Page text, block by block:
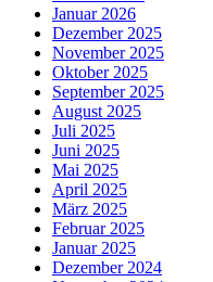
Januar 2026
Dezember 2025
November 2025
Oktober 2025
September 2025
August 2025
Juli 2025
Juni 2025
Mai 2025
April 2025
März 2025
Februar 2025
Januar 2025
Dezember 2024